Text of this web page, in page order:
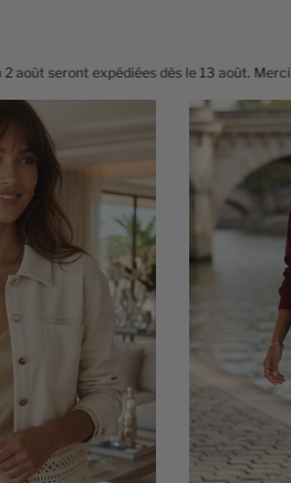
13 août. Merci pour votre patience !